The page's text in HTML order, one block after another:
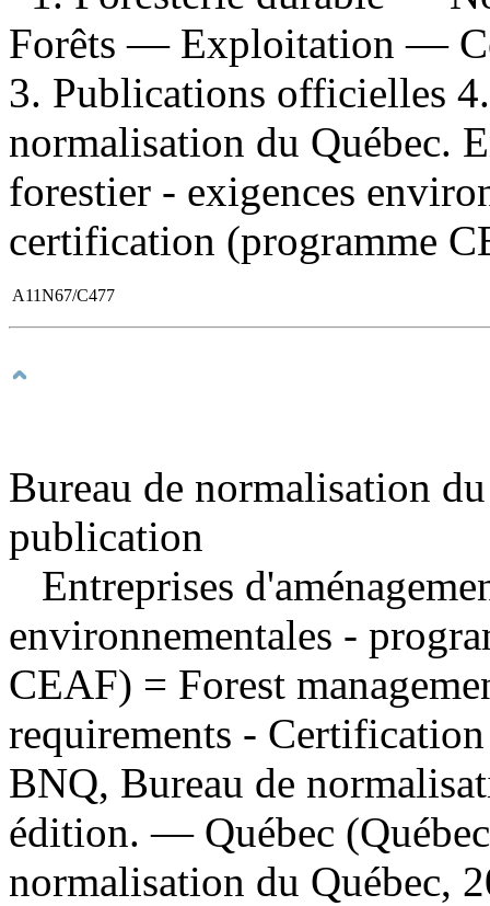
Forêts — Exploitation —
3. Publications officielles
normalisation du Québec.
forestier - exigences
certification (programme
A11N67/C477
Bureau de normalisation
publication
Entreprises
environnementales -
CEAF) = Forest
requirements -
BNQ, Bureau de
édition. — Québec
normalisation du Québec,